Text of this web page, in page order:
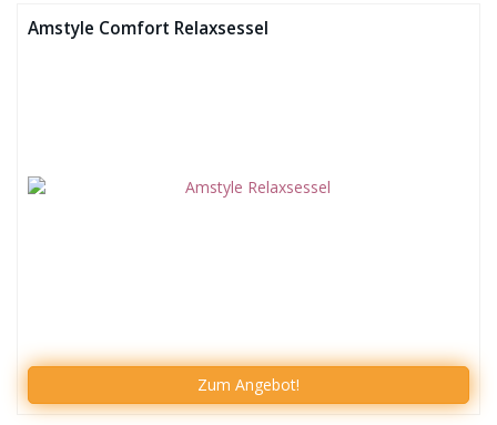
Amstyle Comfort Relaxsessel
Zum Angebot!